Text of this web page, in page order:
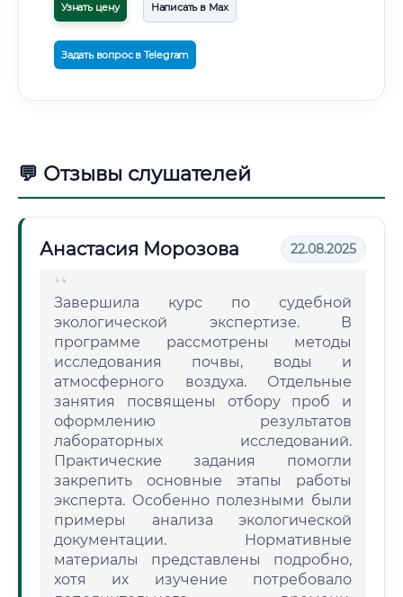
Узнать цену Написать в Max
Задать вопрос в Telegram
💬 Отзывы слушателей
Анастасия Морозова 22.08.2025
Завершила курс по судебной
экологической экспертизе. В
программе рассмотрены методы
исследования почвы, воды и
атмосферного воздуха. Отдельные
занятия посвящены отбору проб и
оформлению результатов
лабораторных исследований.
Практические задания помогли
закрепить основные этапы работы
эксперта. Особенно полезными были
примеры анализа экологической
документации. Нормативные
материалы представлены подробно,
хотя их изучение потребовало